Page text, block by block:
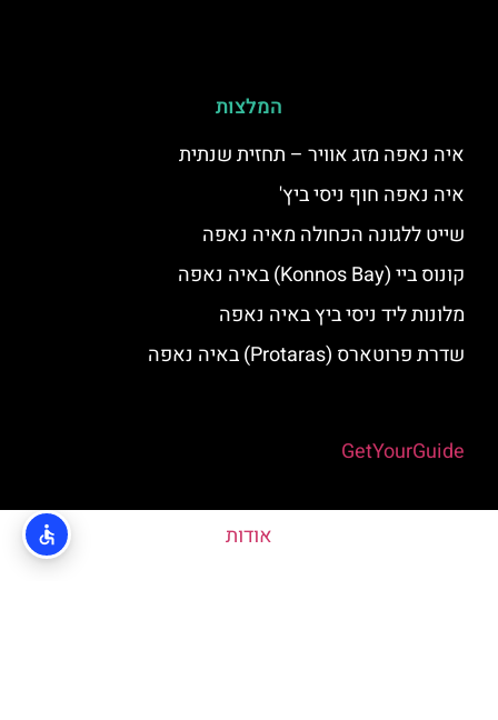
המלצות
איה נאפה מזג אוויר – תחזית שנתית
איה נאפה חוף ניסי ביץ'
שייט ללגונה הכחולה מאיה נאפה
קונוס ביי (Konnos Bay) באיה נאפה
מלונות ליד ניסי ביץ באיה נאפה
שדרת פרוטארס (Protaras) באיה נאפה
GetYourGuide
אודות